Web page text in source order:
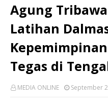
Agung
Latihan
Tegas di
MEDIA ONLINE September